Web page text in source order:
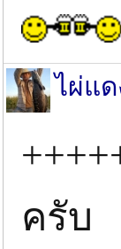
ไผ่แด
ครับ